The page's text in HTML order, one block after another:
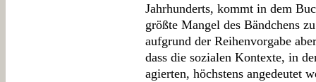
Jahrhunderts, kommt in dem
größte Mangel des Bändchens
aufgrund der Reihenvorgabe
dass die sozialen Kontexte, in
agierten, höchstens angedeutet